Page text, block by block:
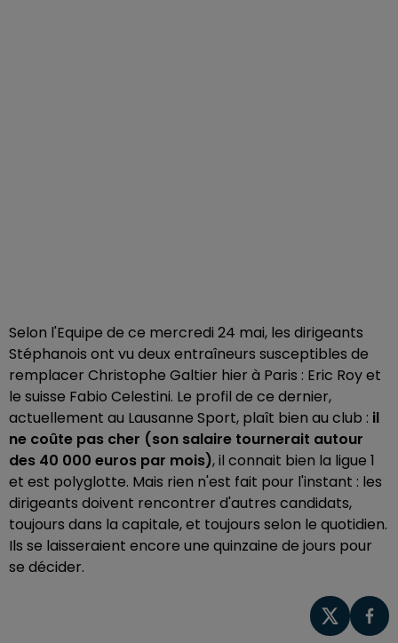
Selon l'Equipe de ce mercredi 24 mai, les dirigeants
Stéphanois ont vu deux entraîneurs susceptibles de
remplacer Christophe Galtier hier à Paris : Eric Roy et
le suisse Fabio Celestini. Le profil de ce dernier,
actuellement au Lausanne Sport, plaît bien au club : il
ne coûte pas cher (son salaire tournerait autour
des 40 000 euros par mois), il connait bien la ligue 1
et est polyglotte. Mais rien n'est fait pour l'instant : les
dirigeants doivent rencontrer d'autres candidats,
toujours dans la capitale, et toujours selon le quotidien.
Ils se laisseraient encore une quinzaine de jours pour
se décider.